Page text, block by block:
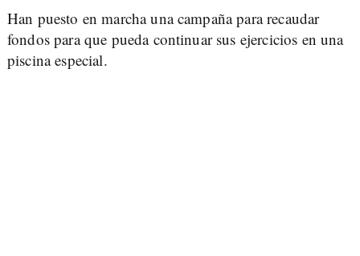
Han puesto en marcha una campaña para recaudar
fondos para que pueda continuar sus ejercicios en una
piscina especial.